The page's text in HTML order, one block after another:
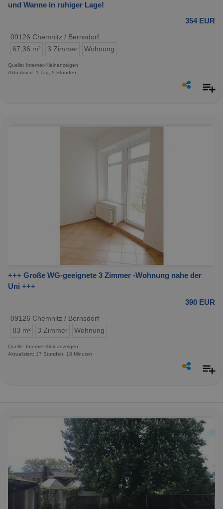
und Wanne in ruhiger Lage!
354 EUR
09126 Chemnitz / Bernsdorf
67,36 m²
3 Zimmer Wohnung
Quelle: Internet-Kleinanzeigen
Aktualisiert: 1 Tag, 9 Stunden
+++ Große WG-geeignete 3 Zimmer -Wohnung nahe der
Uni +++
390 EUR
09126 Chemnitz / Bernsdorf
83 m²
3 Zimmer Wohnung
Quelle: Internet-Kleinanzeigen
Aktualisiert: 17 Stunden, 18 Minuten